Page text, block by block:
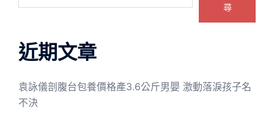
尋
近期文章
袁詠儀剖腹台包養價格產3.6公斤男嬰 激動落淚孩子名
不決